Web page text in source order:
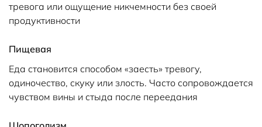
тревога или ощущение никчемности без своей
продуктивности
Пищевая
Еда становится способом «заесть» тревогу,
одиночество, скуку или злость. Часто сопровождается
чувством вины и стыда после переедания